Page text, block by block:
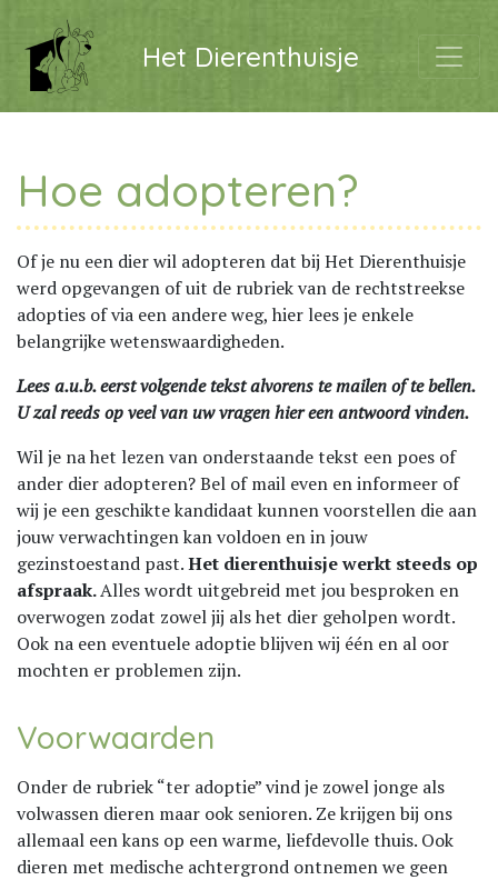
Het Dierenthuisje
Hoe adopteren?
Of je nu een dier wil adopteren dat bij Het Dierenthuisje
werd opgevangen of uit de rubriek van de rechtstreekse
adopties of via een andere weg, hier lees je enkele
belangrijke wetenswaardigheden.
Lees a.u.b. eerst volgende tekst alvorens te mailen of te bellen.
U zal reeds op veel van uw vragen hier een antwoord vinden.
Wil je na het lezen van onderstaande tekst een poes of
ander dier adopteren? Bel of mail even en informeer of
wij je een geschikte kandidaat kunnen voorstellen die aan
jouw verwachtingen kan voldoen en in jouw
gezinstoestand past.Het dierenthuisje werkt steeds op
afspraak.Alles wordt uitgebreid met jou besproken en
overwogen zodat zowel jij als het dier geholpen wordt.
Ook na een eventuele adoptie blijven wij één en al oor
mochten er problemen zijn.
Voorwaarden
Onder de rubriek “ter adoptie” vind je zowel jonge als
volwassen dieren maar ook senioren. Ze krijgen bij ons
allemaal een kans op een warme, liefdevolle thuis. Ook
dieren met medische achtergrond ontnemen we geen